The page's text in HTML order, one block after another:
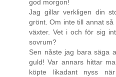
god morgon!
Jag gillar verkligen din
grönt. Om inte till annat
växter. Vet i och för sig
sovrum?
Sen nåste jag bara säga
guld! Var annars hittar
köpte likadant nyss